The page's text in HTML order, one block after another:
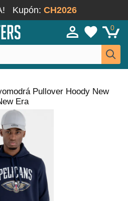
Kupón: CH2026
0
Pullover Hoody New
Era